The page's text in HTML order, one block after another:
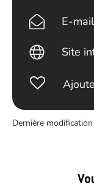
E-mail
Site
Dernière